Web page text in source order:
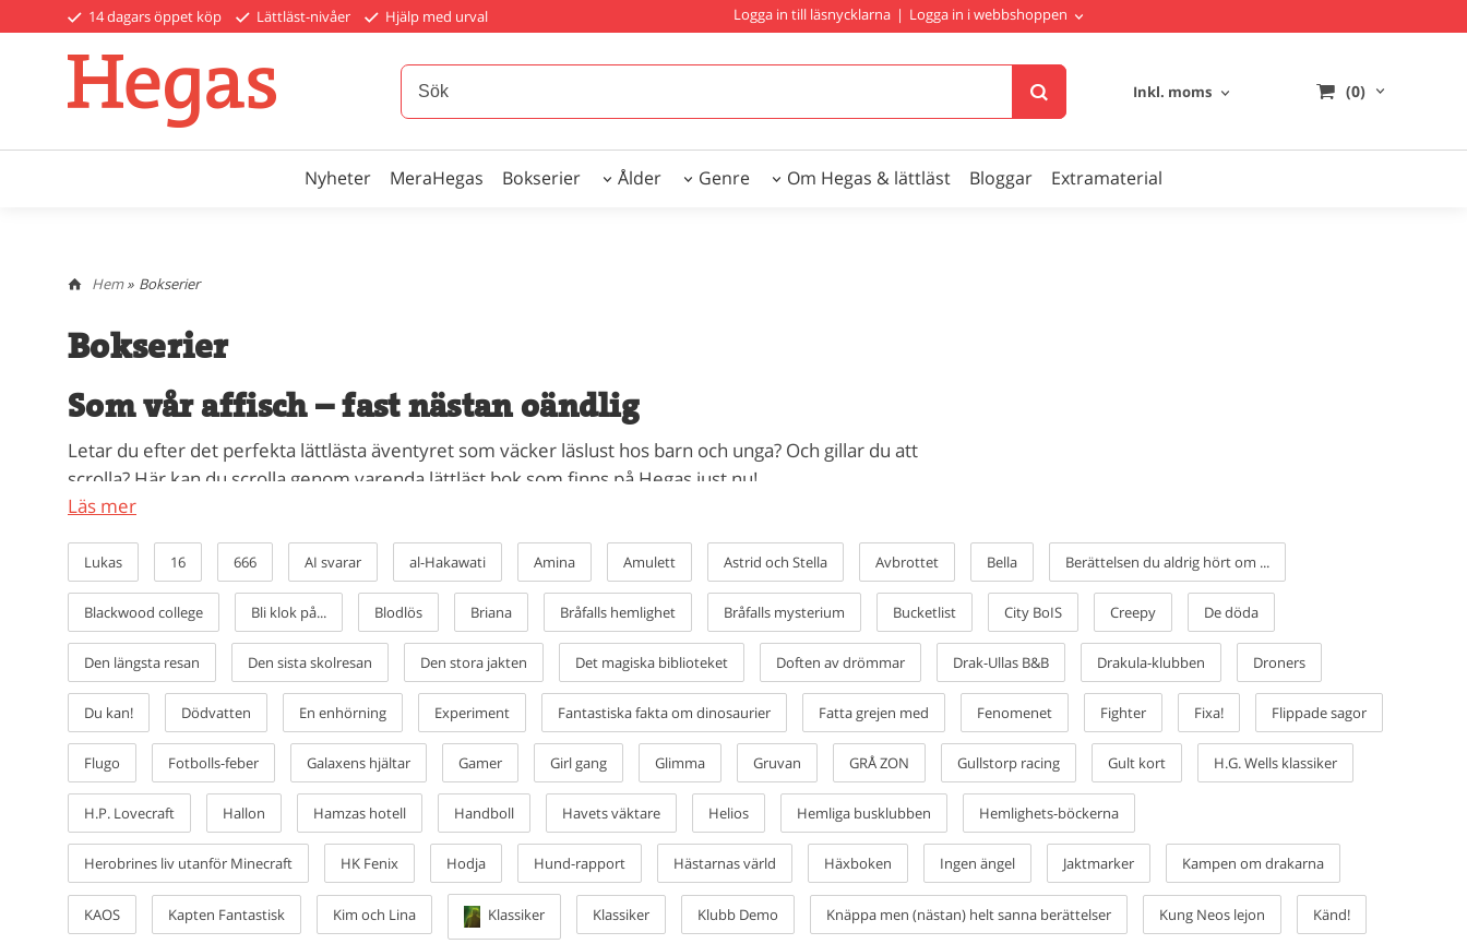
14 dagars öppet köp Lättläst-nivåer Hjälp med urval Logga in till läsnycklarna | Logga in i webbshoppen
Inkl. moms (0)
Nyheter MeraHegas Bokserier Ålder Genre Om Hegas & lättläst Bloggar Extramaterial
Hem» Bokserier
Bokserier
Som vår affisch – fast nästan oändlig
Letar du efter det perfekta lättlästa äventyret som väcker läslust hos barn och unga? Och gillar du att
scrolla? Här kan du scrolla genom varenda lättläst bok som finns på Hegas just nu!
Vissa vet precis vad de vill läsa: typ, genre, serie, till och med titel ibland. Andra har ingen aning. Då
kan den här sidan vara en bra start. Här finns alla Hegas böcker med titel och lockande omslagsbild
att låta sig inspireras av. Vi vet ju att vår affisch brukar fungera som en konversationsstartare för de
elever som har svårt att hitta en bok de vill läsa. Kompisarna pekar på vilka de har läst och boktipsen
kommer automatiskt igång. Men affischerna innehåller ju bara en liten del av alla våra böcker. Här på
webben finns allt: nytt, äldre, gammalt. Finns det kvar i lager, hittar du det här! Sorterat efter
författarens efternamn.
Hegas utgivning är lite som en står påse lösgodis: det finns något för alla! Och när man väl hittat den
första boken ökar chansen att man hittar fler!
Ps. Om du föredrar att sortera efter ålder, genre eller bland våra olika bokserier använder du filtret
nedan!
Läs mer
Lukas 16 666 AI svarar al-Hakawati Amina Amulett Astrid och Stella Avbrottet Bella Berättelsen du aldrig hört om ...
Blackwood college Bli klok på... Blodlös Briana Bråfalls hemlighet Bråfalls mysterium Bucketlist City BoIS Creepy De döda
Den längsta resan Den sista skolresan Den stora jakten Det magiska biblioteket Doften av drömmar Drak-Ullas B&B Drakula-klubben Droners
Du kan! Dödvatten En enhörning Experiment Fantastiska fakta om dinosaurier Fatta grejen med Fenomenet Fighter Fixa! Flippade sagor
Flugo Fotbolls-feber Galaxens hjältar Gamer Girl gang Glimma Gruvan GRÅ ZON Gullstorp racing Gult kort H.G. Wells klassiker
H.P. Lovecraft Hallon Hamzas hotell Handboll Havets väktare Helios Hemliga busklubben Hemlighets-böckerna
Herobrines liv utanför Minecraft HK Fenix Hodja Hund-rapport Hästarnas värld Häxboken Ingen ängel Jaktmarker Kampen om drakarna
KAOS Kapten Fantastisk Kim och Lina Klassiker Klassiker Klubb Demo Knäppa men (nästan) helt sanna berättelser Kung Neos lejon Känd!